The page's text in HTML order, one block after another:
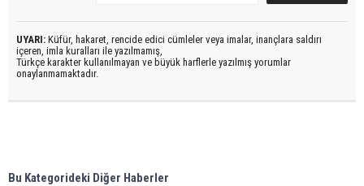
UYARI: Küfür, hakaret, rencide edici cümleler veya imalar, inançlara saldırı
içeren, imla kuralları ile yazılmamış,
Türkçe karakter kullanılmayan ve büyük harflerle yazılmış yorumlar
onaylanmamaktadır.
Bu Kategorideki Diğer Haberler